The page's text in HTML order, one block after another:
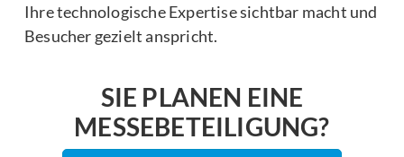
Ihre technologische Expertise sichtbar macht und
Besucher gezielt anspricht.
SIE PLANEN EINE
MESSEBETEILIGUNG?